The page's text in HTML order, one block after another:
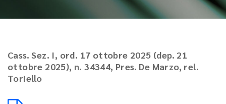
Cass. Sez. I, ord. 17 ottobre 2025 (dep. 21
ottobre 2025), n. 34344, Pres. De Marzo, rel.
Toriello